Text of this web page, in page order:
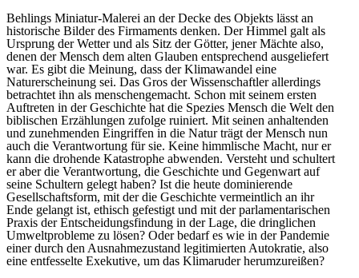
Behlings Miniatur-Malerei an der Decke des Objekts lässt an
historische Bilder des Firmaments denken. Der Himmel galt als
Ursprung der Wetter und als Sitz der Götter, jener Mächte also,
denen der Mensch dem alten Glauben entsprechend ausgeliefert
war. Es gibt die Meinung, dass der Klimawandel eine
Naturerscheinung sei. Das Gros der Wissenschaftler allerdings
betrachtet ihn als menschengemacht. Schon mit seinem ersten
Auftreten in der Geschichte hat die Spezies Mensch die Welt den
biblischen Erzählungen zufolge ruiniert. Mit seinen anhaltenden
und zunehmenden Eingriffen in die Natur trägt der Mensch nun
auch die Verantwortung für sie. Keine himmlische Macht, nur er
kann die drohende Katastrophe abwenden. Versteht und schultert
er aber die Verantwortung, die Geschichte und Gegenwart auf
seine Schultern gelegt haben? Ist die heute dominierende
Gesellschaftsform, mit der die Geschichte vermeintlich an ihr
Ende gelangt ist, ethisch gefestigt und mit der parlamentarischen
Praxis der Entscheidungsfindung in der Lage, die dringlichen
Umweltprobleme zu lösen? Oder bedarf es wie in der Pandemie
einer durch den Ausnahmezustand legitimierten Autokratie, also
eine entfesselte Exekutive, um das Klimaruder herumzureißen?